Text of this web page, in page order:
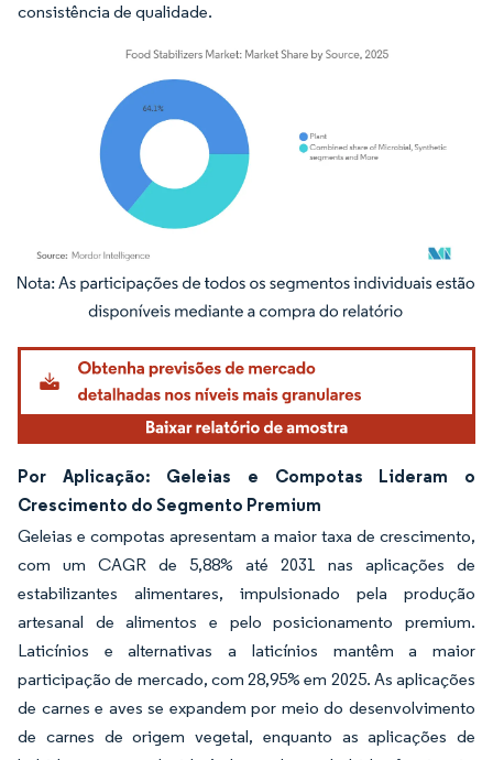
consistência de qualidade.
Imagem © Mordor Intelligence. O reuso requer atribuição conforme CC BY 4.0.
Por Aplicação: Geleias e Compotas Lideram o
Crescimento do Segmento Premium
Geleias e compotas apresentam a maior taxa de crescimento,
com um CAGR de 5,88% até 2031 nas aplicações de
estabilizantes alimentares, impulsionado pela produção
artesanal de alimentos e pelo posicionamento premium.
Laticínios e alternativas a laticínios mantêm a maior
participação de mercado, com 28,95% em 2025. As aplicações
de carnes e aves se expandem por meio do desenvolvimento
de carnes de origem vegetal, enquanto as aplicações de